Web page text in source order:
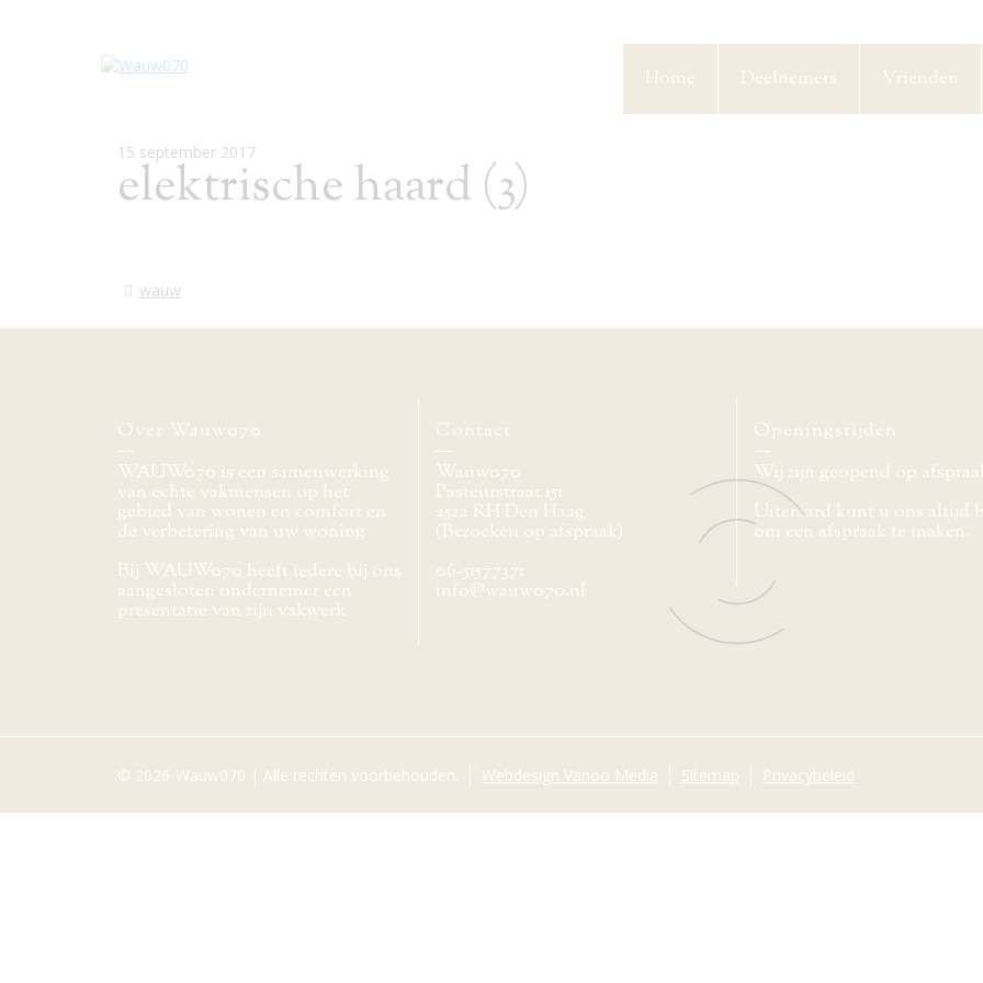
Home Deelnemers Vrienden
15 september 2017
elektrische haard (3)
wauw
Over Wauw070
WAUW070 is een samenwerking
van echte vakmensen op het
gebied van wonen en comfort en
de verbetering van uw woning
Bij WAUW070 heeft iedere bij ons
aangesloten ondernemer een
presentatie van zijn vakwerk
Contact
Wauw070
Pasteurstraat 151
2522 RH Den Haag
(Bezoeken op afspraak)
06-51577371
info@wauw070.nl
Openingstijden
Wij zijn geopend op
Uiteraard kunt u ons altijd
om een afspraak te maken.
© 2026 Wauw070 | Alle rechten voorbehouden. Webdesign Vanoo Media Sitemap Privacybeleid